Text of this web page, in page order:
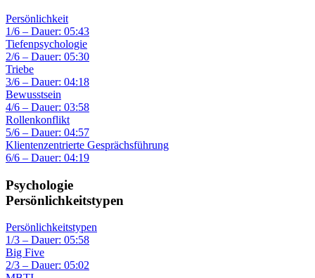
Persönlichkeit
1/6 – Dauer: 05:43
Tiefenpsychologie
2/6 – Dauer: 05:30
Triebe
3/6 – Dauer: 04:18
Bewusstsein
4/6 – Dauer: 03:58
Rollenkonflikt
5/6 – Dauer: 04:57
Klientenzentrierte Gesprächsführung
6/6 – Dauer: 04:19
Psychologie
Persönlichkeitstypen
Persönlichkeitstypen
1/3 – Dauer: 05:58
Big Five
2/3 – Dauer: 05:02